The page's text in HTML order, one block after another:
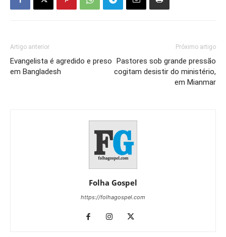
Artigo anterior
Evangelista é agredido e preso
em Bangladesh
Próximo artigo
Pastores sob grande pressão
cogitam desistir do ministério,
em Mianmar
Folha Gospel
https://folhagospel.com